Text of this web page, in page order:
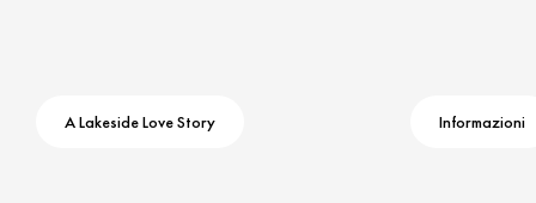
A Lakeside Love Story Informazioni